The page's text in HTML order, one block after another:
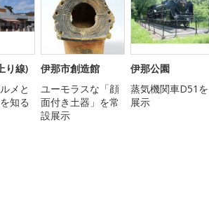
り線)
メと
知る
伊那市創造館
ユーモラスな「顔
面付き土器」を常
設展示
伊那公園
蒸気機関車D51を
展示